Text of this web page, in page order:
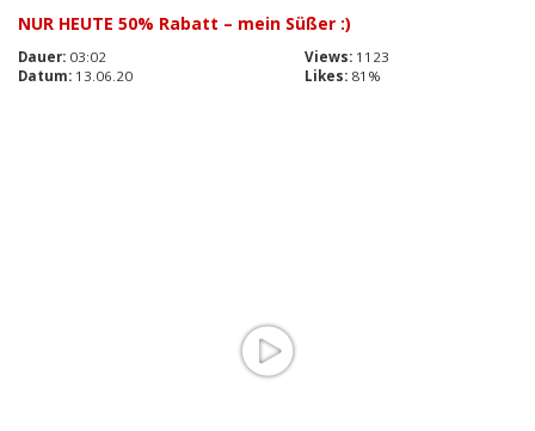
NUR HEUTE 50% Rabatt – mein Süßer :)
Dauer: 03:02 Views: 1123
Datum: 13.06.20 Likes: 81%